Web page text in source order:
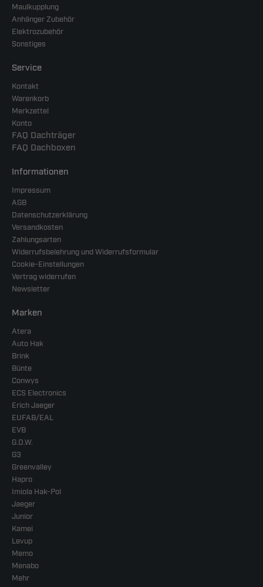
Maulkupplung
Anhänger Zubehör
Elektrozubehör
Sonstiges
Service
Kontakt
Warenkorb
Merkzettel
Konto
FAQ Dachträger
FAQ Dachboxen
Informationen
Impressum
AGB
Datenschutzerklärung
Versandkosten
Zahlungsarten
Widerrufsbelehrung und Widerrufsformular
Cookie-Einstellungen
Vertrag widerrufen
Newsletter
Marken
Atera
Auto Hak
Brink
Bünte
Conwys
ECS Electronics
Erich Jaeger
EUFAB/EAL
EVB
G.D.W.
G3
Greenvalley
Hapro
Imiola Hak-Pol
Jaeger
Junior
Kamei
Levup
Memo
Menabo
Mehr